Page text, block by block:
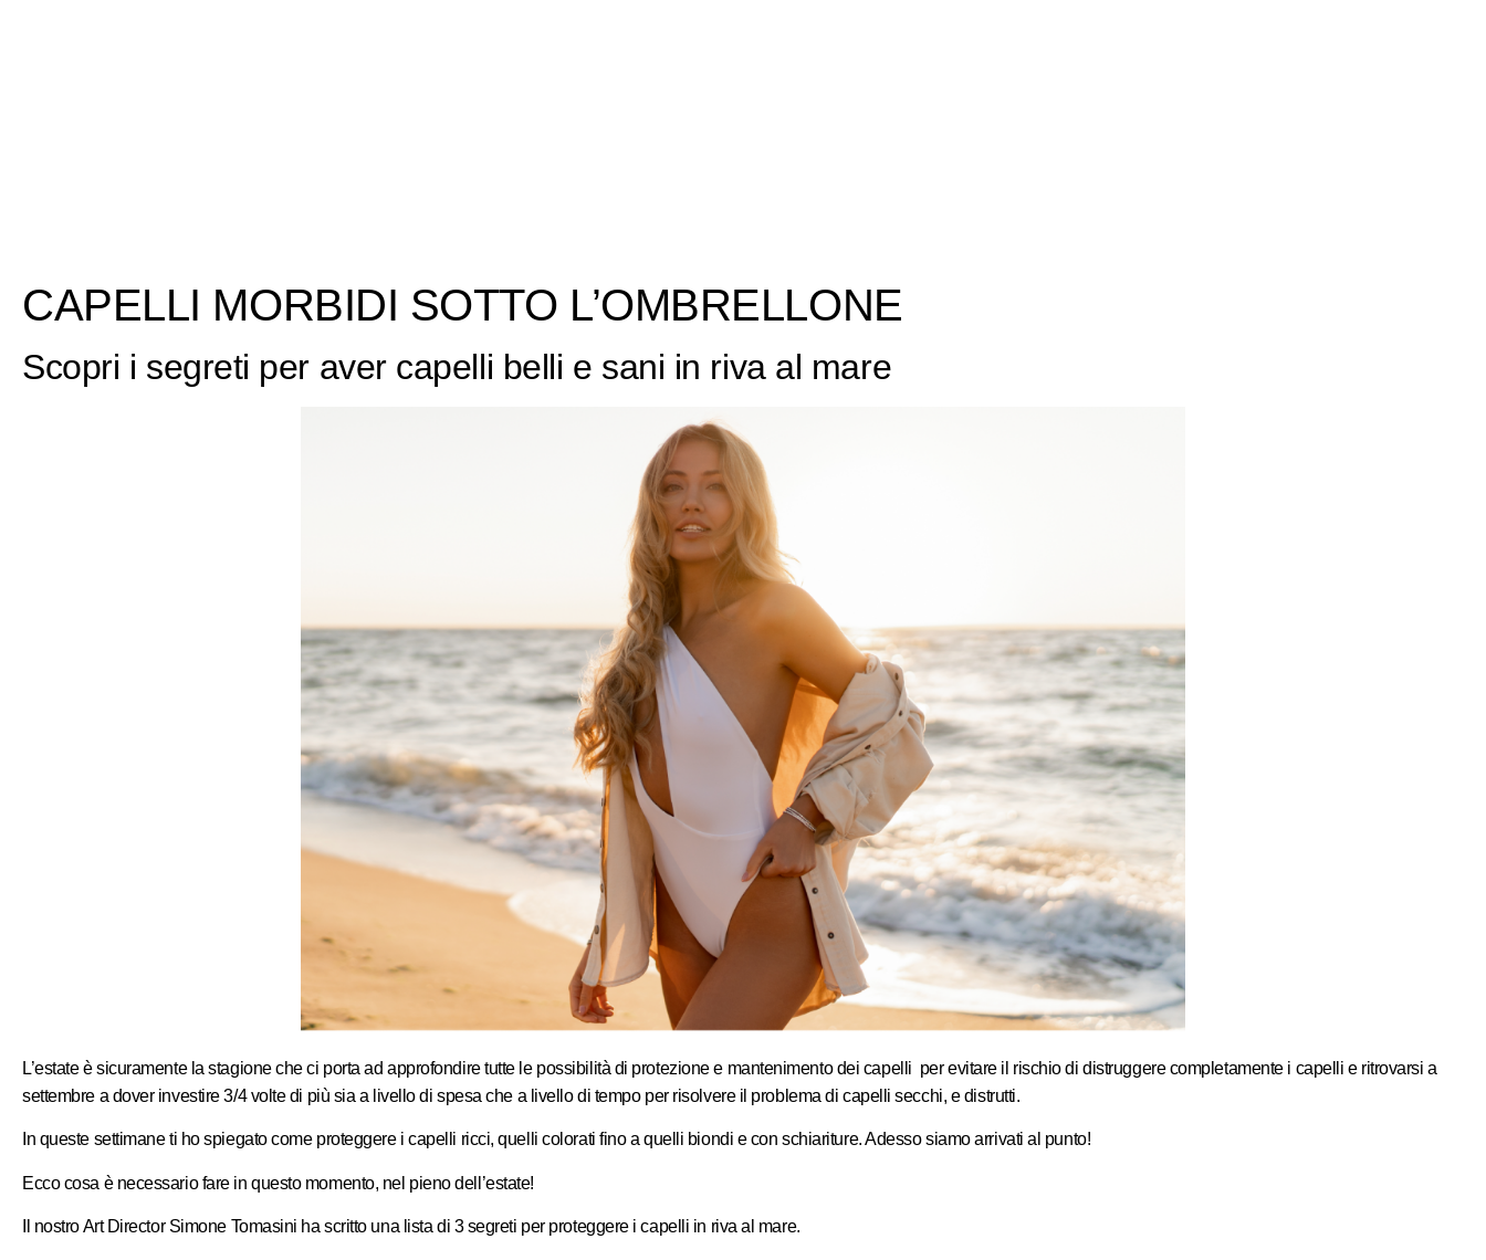
CAPELLI MORBIDI SOTTO L’OMBRELLONE
Scopri i segreti per aver capelli belli e sani in riva al mare
L’estate è sicuramente la stagione che ci porta ad approfondire tutte le possibilità di protezione e mantenimento dei capelli per evitare il rischio di distruggere completamente i capelli e ritrovarsi a
settembre a dover investire 3/4 volte di più sia a livello di spesa che a livello di tempo per risolvere il problema di capelli secchi, e distrutti.
In queste settimane ti ho spiegato come proteggere i capelli ricci, quelli colorati fino a quelli biondi e con schiariture. Adesso siamo arrivati al punto!
Ecco cosa è necessario fare in questo momento, nel pieno dell’estate!
Il nostro Art Director Simone Tomasini ha scritto una lista di 3 segreti per proteggere i capelli in riva al mare.